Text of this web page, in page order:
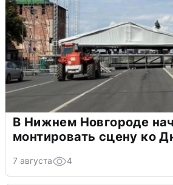
В Нижнем Новгороде
монтировать сцену ко
7 августа 4